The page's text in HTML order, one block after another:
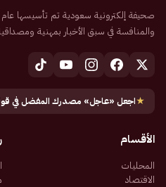
والمنافسة في سبق الأخبار بمهنية
★اجعل «عاجل» مصدرك المفضل في
الأقسام
المحليات
الاقتصاد